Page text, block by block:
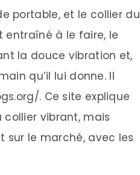
portable, et le collier du
entraîné à le faire, le
la douce vibration et,
qu’il lui donne. Il
. Ce site explique
vibrant, mais
sur le marché, avec les